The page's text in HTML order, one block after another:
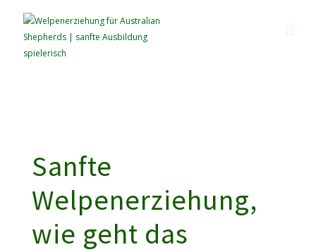
Sanfte
Welpenerziehung,
wie geht das